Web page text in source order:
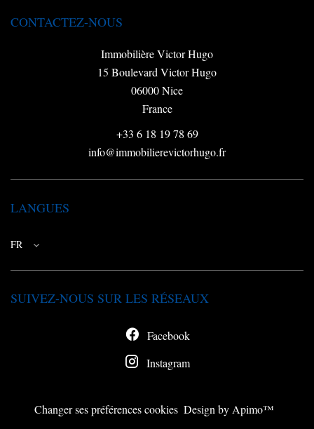
CONTACTEZ-NOUS
Immobilière Victor Hugo
15 Boulevard Victor Hugo
06000Nice
France
+33 6 18 19 78 69
info@immobilierevictorhugo.fr
LANGUES
FR
SUIVEZ-NOUS SUR LES RÉSEAUX
Facebook
Instagram
Changer ses préférences cookies Design by Apimo™